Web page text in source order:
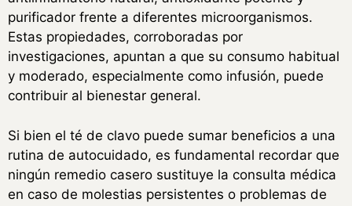
purificador frente a diferentes microorganismos.
Estas propiedades, corroboradas por
investigaciones, apuntan a que su consumo habitual
y moderado, especialmente como infusión, puede
contribuir al bienestar general.
Si bien el té de clavo puede sumar beneficios a una
rutina de autocuidado, es fundamental recordar que
ningún remedio casero sustituye la consulta médica
en caso de molestias persistentes o problemas de